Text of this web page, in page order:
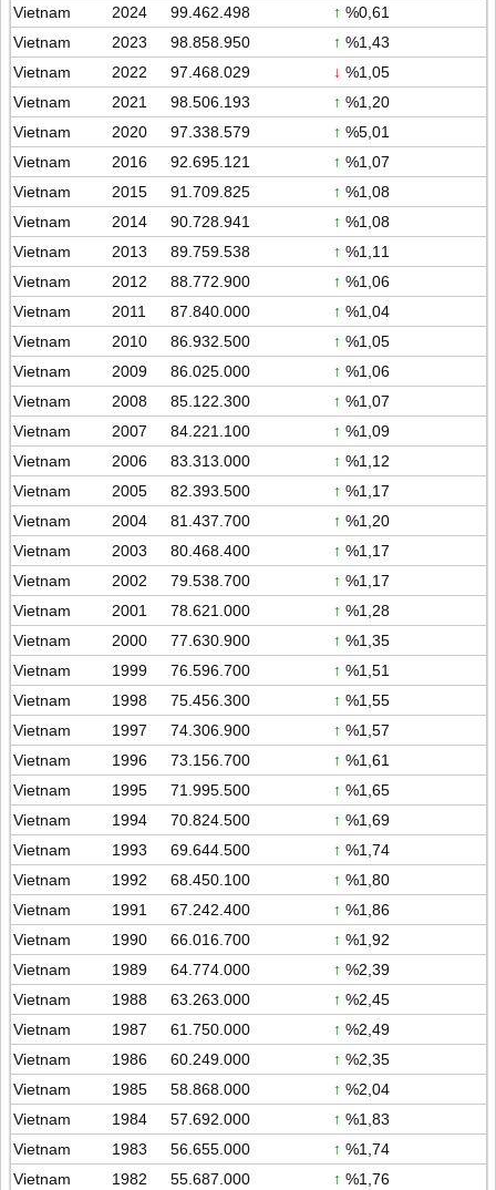
Vietnam
2024 99.462.498 ↑ %0,61
Vietnam
2023 98.858.950 ↑ %1,43
Vietnam
2022 97.468.029 ↓ %1,05
Vietnam
2021 98.506.193 ↑ %1,20
Vietnam
2020 97.338.579 ↑ %5,01
Vietnam
2016 92.695.121 ↑ %1,07
Vietnam
2015 91.709.825 ↑ %1,08
Vietnam
2014 90.728.941 ↑ %1,08
Vietnam
2013 89.759.538 ↑ %1,11
Vietnam
2012 88.772.900 ↑ %1,06
Vietnam
2011 87.840.000 ↑ %1,04
Vietnam
2010 86.932.500 ↑ %1,05
Vietnam
2009 86.025.000 ↑ %1,06
Vietnam
2008 85.122.300 ↑ %1,07
Vietnam
2007 84.221.100 ↑ %1,09
Vietnam
2006 83.313.000 ↑ %1,12
Vietnam
2005 82.393.500 ↑ %1,17
Vietnam
2004 81.437.700 ↑ %1,20
Vietnam
2003 80.468.400 ↑ %1,17
Vietnam
2002 79.538.700 ↑ %1,17
Vietnam
2001 78.621.000 ↑ %1,28
Vietnam
2000 77.630.900 ↑ %1,35
Vietnam
1999 76.596.700 ↑ %1,51
Vietnam
1998 75.456.300 ↑ %1,55
Vietnam
1997 74.306.900 ↑ %1,57
Vietnam
1996 73.156.700 ↑ %1,61
Vietnam
1995 71.995.500 ↑ %1,65
Vietnam
1994 70.824.500 ↑ %1,69
Vietnam
1993 69.644.500 ↑ %1,74
Vietnam
1992 68.450.100 ↑ %1,80
Vietnam
1991 67.242.400 ↑ %1,86
Vietnam
1990 66.016.700 ↑ %1,92
Vietnam
1989 64.774.000 ↑ %2,39
Vietnam
1988 63.263.000 ↑ %2,45
Vietnam
1987 61.750.000 ↑ %2,49
Vietnam
1986 60.249.000 ↑ %2,35
Vietnam
1985 58.868.000 ↑ %2,04
Vietnam
1984 57.692.000 ↑ %1,83
Vietnam
1983 56.655.000 ↑ %1,74
Vietnam
1982 55.687.000 ↑ %1,76